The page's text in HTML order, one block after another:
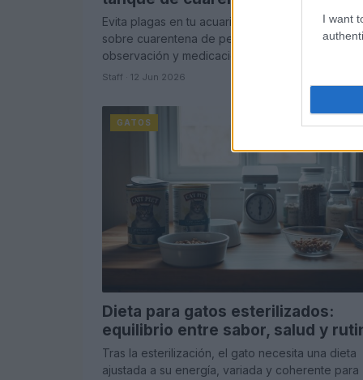
I want
Evita plagas en tu acuario con esta guía
sobre cuarentena de peces nuevos,
observación y medicación preventiva
Staff · 12 Jun 2026
GATOS
Dieta para gatos esterilizados:
equilibrio entre sabor, salud y
Tras la esterilización, el gato necesita una dieta
ajustada a su energía, variada y coherente para